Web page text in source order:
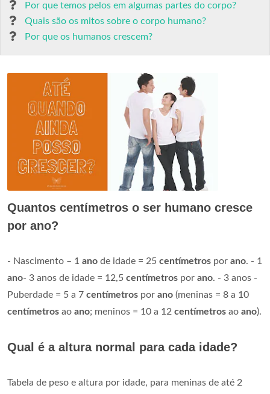
Por que temos pelos em algumas partes do corpo?
Quais são os mitos sobre o corpo humano?
Por que os humanos crescem?
Quantos centímetros o ser humano cresce
por ano?
- Nascimento – 1 ano de idade = 25 centímetros por ano. - 1
ano- 3 anos de idade = 12,5 centímetros por ano. - 3 anos -
Puberdade = 5 a 7 centímetros por ano (meninas = 8 a 10
centímetros ao ano; meninos = 10 a 12 centímetros ao ano).
Qual é a altura normal para cada idade?
Tabela de peso e altura por idade, para meninas de até 2